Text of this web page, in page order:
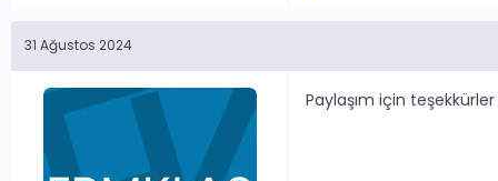
e
31 Ağustos 2024
Paylaşım için